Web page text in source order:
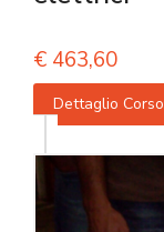
€ 463,60
Dettaglio Corso